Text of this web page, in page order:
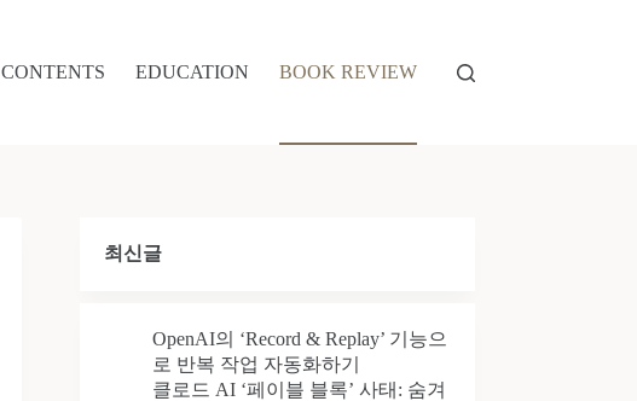
CONTENTS EDUCATION BOOK REVIEW
최신글
OpenAI의 ‘Record & Replay’ 기능으
로 반복 작업 자동화하기
클로드 AI ‘페이블 블록’ 사태: 숨겨